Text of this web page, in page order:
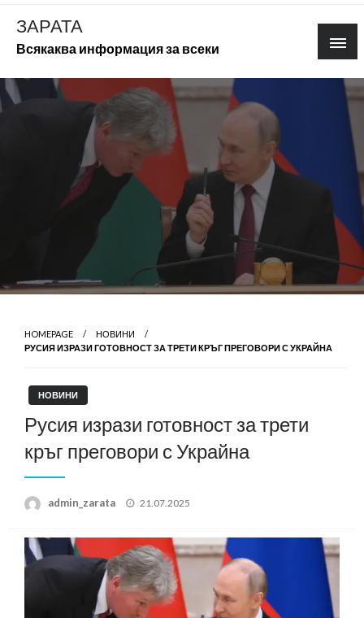
Skip
content
ЗАРАТА
Всякаква информация за всеки
HOMEPAGE
НОВИНИ
РУСИЯ ИЗРАЗИ ГОТОВНОСТ ЗА ТРЕТИ КРЪГ ПРЕГОВОРИ С УКРАЙНА
НОВИНИ
Русия изрази готовност за трети
кръг преговори с Украйна
admin_zarata
Posted
21.07.2025